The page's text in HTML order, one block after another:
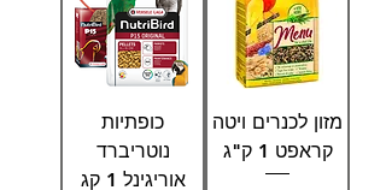
מזון לכנרים ויטה
קראפט 1 ק"ג
כופתיות
נוטריברד
אוריגינל 1 קג